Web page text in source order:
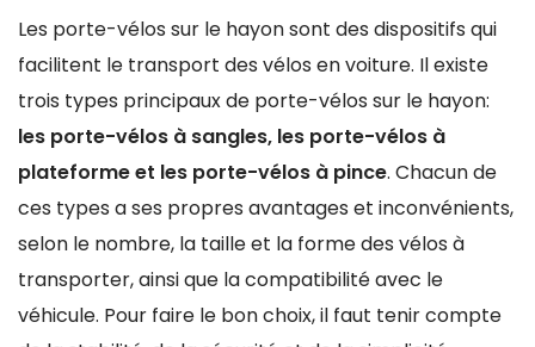
Les porte-vélos sur le hayon sont des dispositifs qui
facilitent le transport des vélos en voiture. Il existe
trois types principaux de porte-vélos sur le hayon:
les porte-vélos à sangles, les porte-vélos à
plateforme et les porte-vélos à pince. Chacun de
ces types a ses propres avantages et inconvénients,
selon le nombre, la taille et la forme des vélos à
transporter, ainsi que la compatibilité avec le
véhicule. Pour faire le bon choix, il faut tenir compte